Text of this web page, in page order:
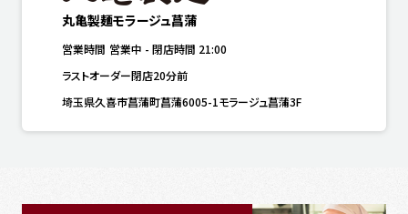
丸亀製麺モラージュ菖蒲
営業時間 営業中 - 閉店時間 21:00
ラストオーダー閉店20分前
埼玉県久喜市菖蒲町菖蒲6005-1モラージュ菖蒲3F